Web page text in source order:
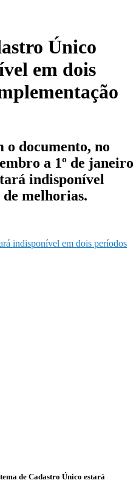
Único
em dois
o documento, no
a 1º de janeiro
indisponível
melhorias.
de Cadastro Único estará